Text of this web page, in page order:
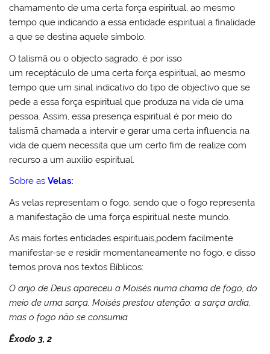
chamamento de uma certa força espiritual, ao mesmo
tempo que indicando a essa entidade espiritual a finalidade
a que se destina aquele símbolo.
O talismã ou o objecto sagrado, é por isso
um receptáculo de uma certa força espiritual, ao mesmo
tempo que um sinal indicativo do tipo de objectivo que se
pede a essa força espiritual que produza na vida de uma
pessoa. Assim, essa presença espiritual é por meio do
talismã chamada a intervir e gerar uma certa influencia na
vida de quem necessita que um certo fim de realize com
recurso a um auxilio espiritual.
Sobre as Velas:
As velas representam o fogo, sendo que o fogo representa
a manifestação de uma força espiritual neste mundo.
As mais fortes entidades espirituais,podem facilmente
manifestar-se e residir momentaneamente no fogo, e disso
temos prova nos textos Bíblicos:
O anjo de Deus apareceu a Moisés numa chama de fogo, do
meio de uma sarça. Moisés prestou atenção: a sarça ardia,
mas o fogo não se consumia
Êxodo 3, 2